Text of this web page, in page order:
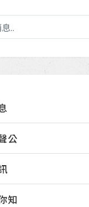
公
知